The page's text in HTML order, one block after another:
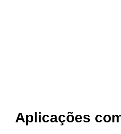
Aplicações